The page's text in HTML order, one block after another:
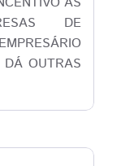
DE
DÁ OUTRAS